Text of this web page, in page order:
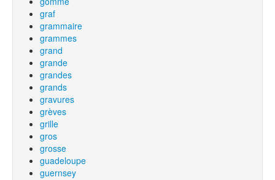
graf
grammaire
grammes
grand
grande
grandes
grands
gravures
grèves
grille
gros
grosse
guadeloupe
guernsey